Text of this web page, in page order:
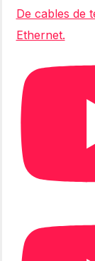
De cables de
Ethernet.